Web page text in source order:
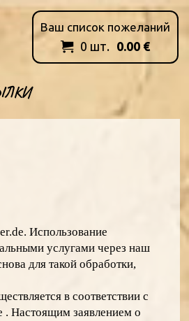
Ваш список пожеланий
 0 шт. 0.00 €
Использование
услугами через наш
для такой обработки,
в соответствии с
Настоящим заявлением о